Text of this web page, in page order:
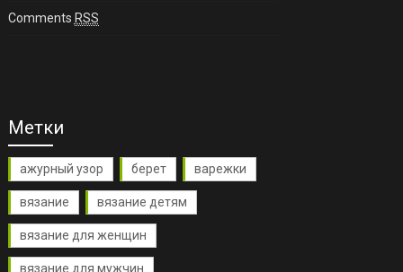
Comments RSS
Метки
ажурный узор берет варежки
вязание вязание детям
вязание для женщин
вязание для мужчин